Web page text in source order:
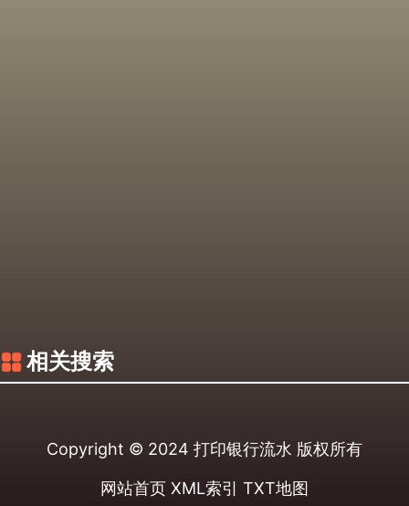
相关搜索
Copyright © 2024 打印银行流水 版权所有
网站首页 XML索引 TXT地图